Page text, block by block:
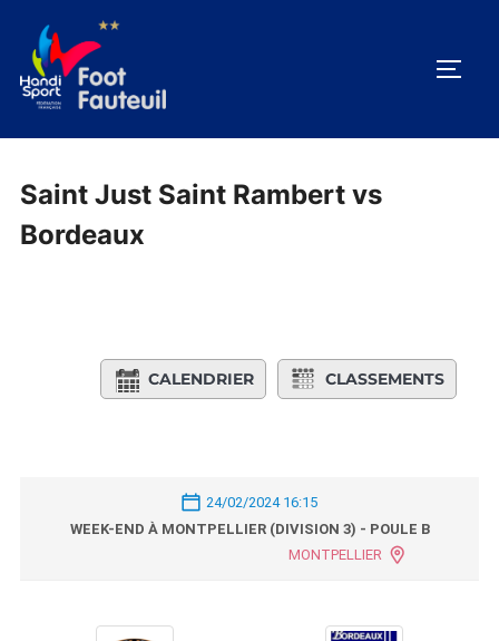
contenu
Saint Just Saint Rambert vs
Bordeaux
CALENDRIER CLASSEMENTS
24/02/2024 16:15
WEEK-END À MONTPELLIER (DIVISION 3) - POULE B
MONTPELLIER